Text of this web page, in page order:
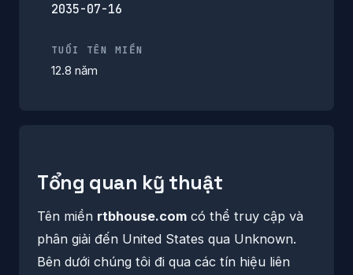
2035-07-16
TUỔI TÊN MIỀN
12.8 năm
Tổng quan kỹ thuật
Tên miền rtbhouse.com có thể truy cập và
phân giải đến United States qua Unknown.
Bên dưới chúng tôi đi qua các tín hiệu liên